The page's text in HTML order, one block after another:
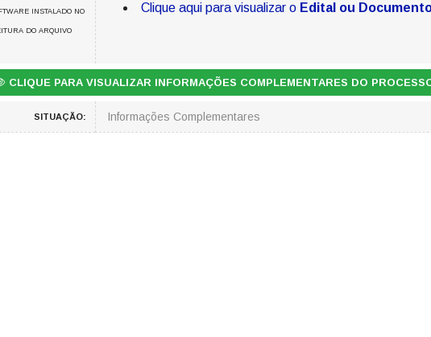
INSTALADO NO
DO ARQUIVO
Clique aqui para visualizar o Edital ou
CLIQUE PARA VISUALIZAR INFORMAÇÕES COMPLEMENTARES DO
SITUAÇÃO: Informações Complementares